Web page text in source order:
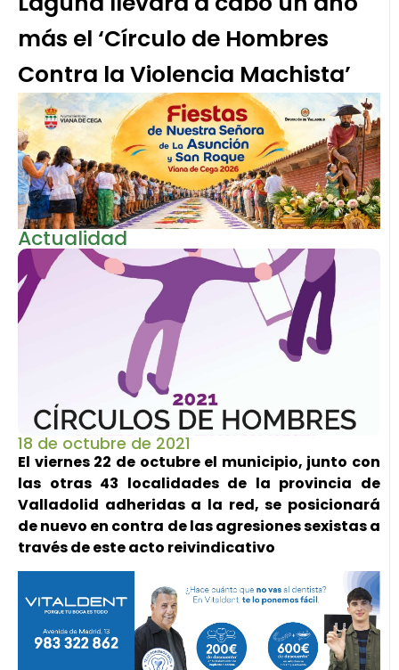
más el ‘Círculo de Hombres
Contra la Violencia Machista’
Actualidad
18 de octubre de 2021
El viernes 22 de octubre el municipio, junto con
las otras 43 localidades de la provincia de
Valladolid adheridas a la red, se posicionará
de nuevo en contra de las agresiones sexistas a
través de este acto reivindicativo